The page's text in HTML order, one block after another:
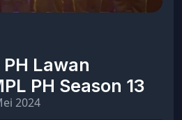
Lawan
PH Season 13
2024